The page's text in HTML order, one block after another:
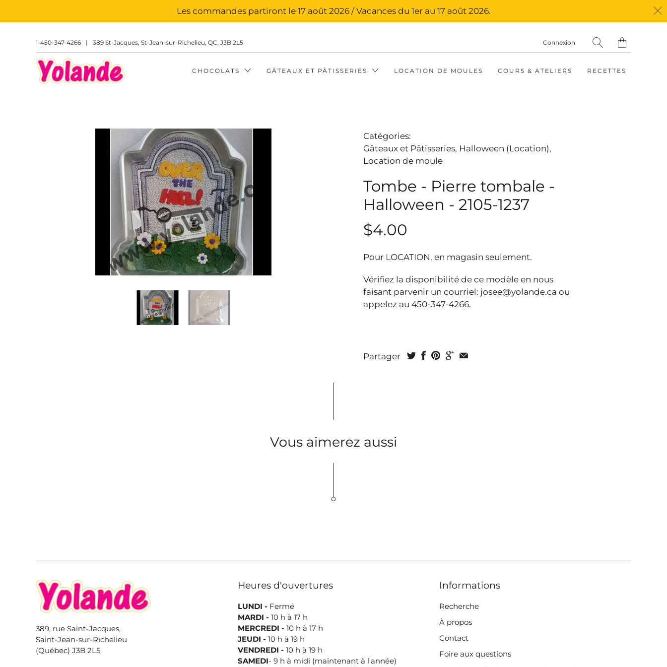
Les commandes partiront le 17 août 2026 / Vacances du 1er au 17 août 2026.
1-450-347-4266 | 389 St-Jacques, St-Jean-sur-Richelieu, QC, J3B 2L5 Connexion
Translation
missing:
CHOCOLATS GÂTEAUX ET PÂTISSERIES LOCATION DE MOULES COURS & ATELIERS RECETTES
Catégories:
Gâteaux et Pâtisseries, Halloween (Location),
Location de moule
Tombe - Pierre tombale -
Halloween - 2105-1237
$4.00
Pour LOCATION, en magasin seulement.
Vérifiez la disponibilité de ce modèle en nous
faisant parvenir un courriel: josee@yolande.ca ou
appelez au 450-347-4266.
Partager
Vous aimerez aussi
389, rue Saint-Jacques,
Saint-Jean-sur-Richelieu
(Québec) J3B 2L5
Heures d'ouvertures
LUNDI - Fermé
MARDI - 10 h à 17 h
MERCREDI - 10 h à 17 h
JEUDI - 10 h à 19 h
VENDREDI - 10 h à 19 h
SAMEDI- 9 h à midi (maintenant à l'année)
Informations
Recherche
À propos
Contact
Foire aux questions